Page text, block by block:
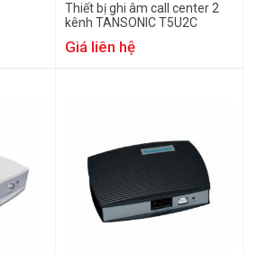
Thiết bị ghi âm call center 2
kênh TANSONIC T5U2C
Giá liên hệ